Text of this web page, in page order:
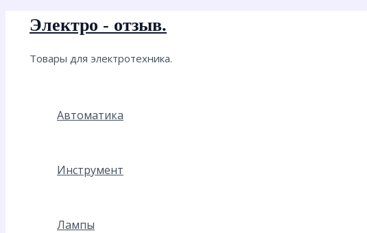
Перейти
содержимому
Электро - отзыв.
Товары для электротехника.
Автоматика
Инструмент
Лампы